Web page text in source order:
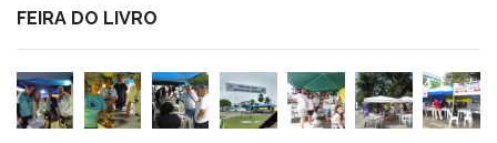
FEIRA DO LIVRO